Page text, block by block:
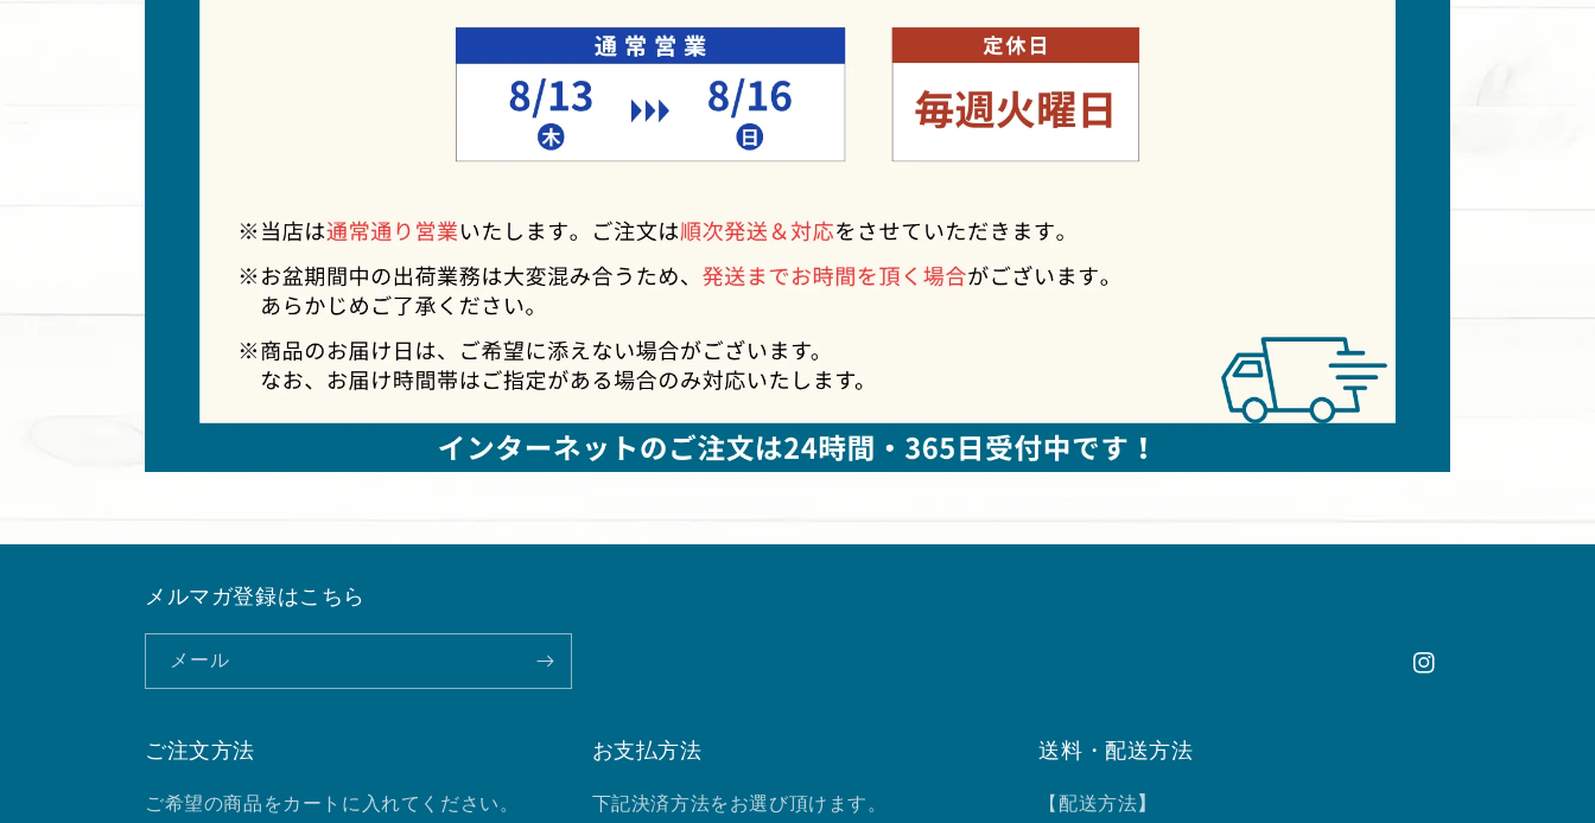
メルマガ登録はこちら
メール
Instagram
ご注文方法
ご希望の商品をカートに入れてください。
お支払方法
下記決済方法をお選び頂けます。
送料・配送方法
【配送方法】